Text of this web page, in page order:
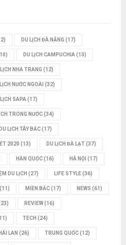
DU LỊCH ĐÀ NẴNG (17)
DU LỊCH CAMPUCHIA (13)
LỊCH NHA TRANG (12)
NƯỚC NGOÀI (32)
LỊCH SAPA (17)
TRONG NƯỚC(34)
DU LỊCH TÂY BẮC(17)
2020 (13) DU LỊCH ĐÀ LẠT(37)
HÀN QUỐC(16) HÀ NỘI (17)
DU LỊCH (27) LIFE STYLE(36)
(11) MIỀN BẮC(17) NEWS (61)
REVIEW(16)
TECH (24)
LAN (26) TRUNG QUỐC(12)